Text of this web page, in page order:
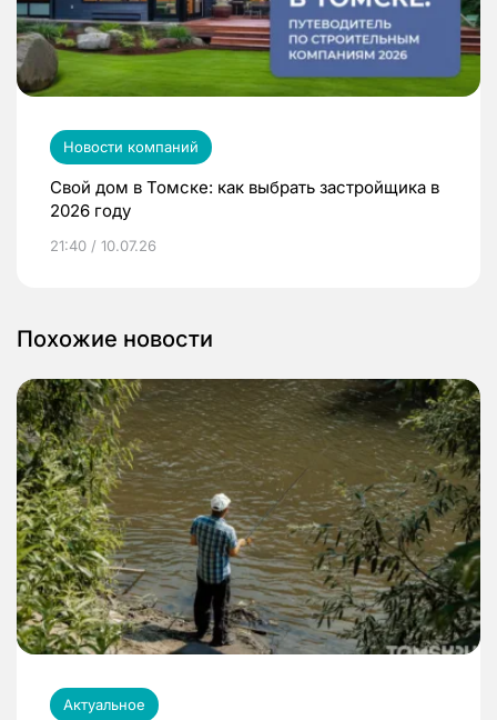
Новости компаний
Свой дом в Томске: как выбрать застройщика в
2026 году
21:40 / 10.07.26
Похожие новости
Актуальное